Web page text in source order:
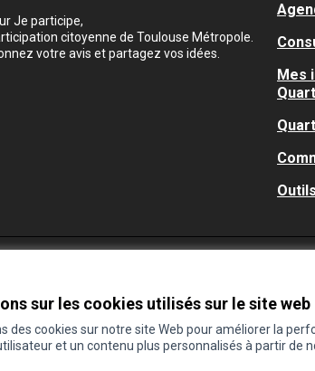
sur les cookies utilisés sur le site web
des cookies sur notre site Web pour améliorer la
et un contenu plus personnalisés à partir de
Je participe,
citoyenne de Toulouse Métropole.
votre avis et partagez vos idées.
Mes